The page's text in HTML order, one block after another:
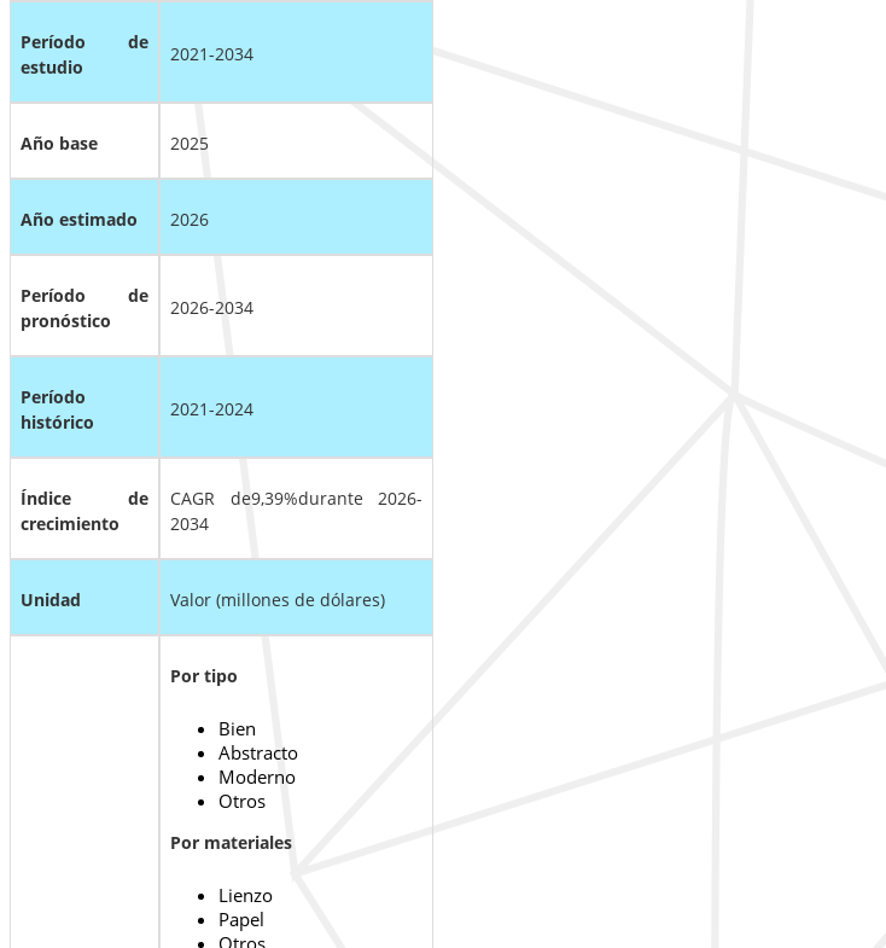
Período de
estudio
2021-2034
Año base 2025
Año estimado 2026
Período de
pronóstico
2026-2034
Período
histórico
2021-2024
Índice de
crecimiento
CAGR de9,39%durante 2026-
2034
Unidad Valor (millones de dólares)
Por tipo
Bien
Abstracto
Moderno
Otros
Por materiales
Lienzo
Papel